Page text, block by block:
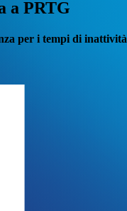
a PRTG
per i tempi di inattività